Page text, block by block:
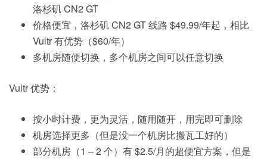
洛杉矶 CN2 GT
价格便宜，洛杉矶 CN2 GT 线路 $49.99/年起，相比
Vultr 有优势（$60/年）
多机房随便切换，多个机房之间可以任意切换
Vultr 优势：
按小时计费，更为灵活，随用随开，用完即可删除
机房选择更多（但是没一个机房比搬瓦工好的）
部分机房（1 – 2 个）有 $2.5/月的超便宜方案，但是